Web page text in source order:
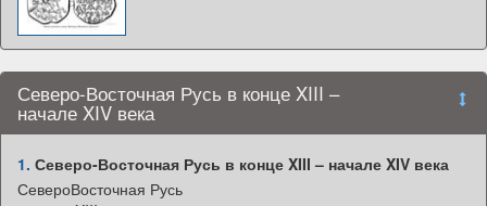
Северо-Восточная Русь в конце XIII –
начале XIV века
1. Северо-Восточная Русь в конце XIII – начале XIV века
СевероВосточная Русь